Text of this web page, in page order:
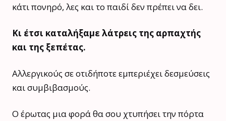
κάτι πονηρό, λες και το παιδί δεν πρέπει να δει.
Κι έτσι καταλήξαμε λάτρεις της αρπαχτής
και της ξεπέτας.
Αλλεργικούς σε οτιδήποτε εμπεριέχει δεσμεύσεις
και συμβιβασμούς.
Ο έρωτας μια φορά θα σου χτυπήσει την πόρτα